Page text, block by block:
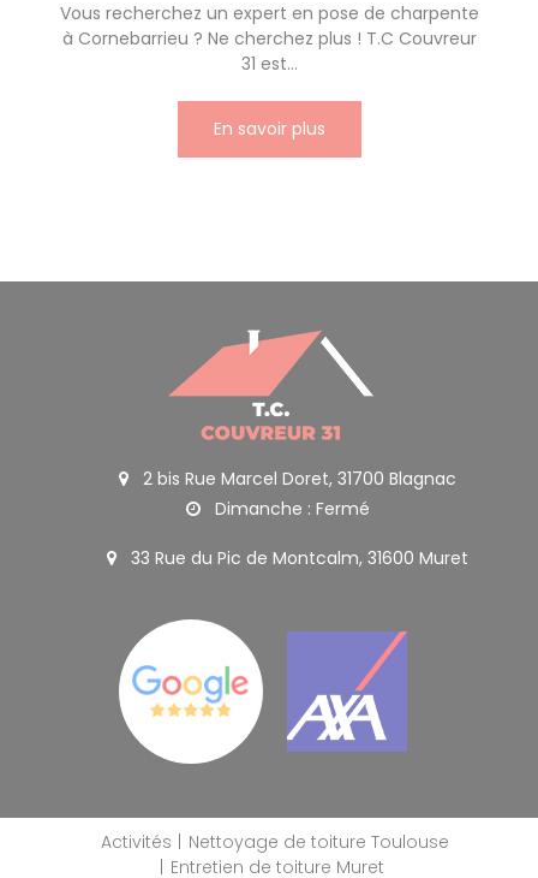
Vous recherchez un expert en pose de charpente
à Cornebarrieu ? Ne cherchez plus ! T.C Couvreur
31 est...
En savoir plus
2 bis Rue Marcel Doret, 31700 Blagnac
Dimanche : Fermé
33 Rue du Pic de Montcalm, 31600 Muret
Activités
Nettoyage de toiture Toulouse
Entretien de toiture Muret